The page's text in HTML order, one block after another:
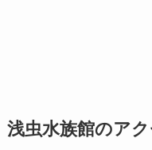
浅虫水族館のア